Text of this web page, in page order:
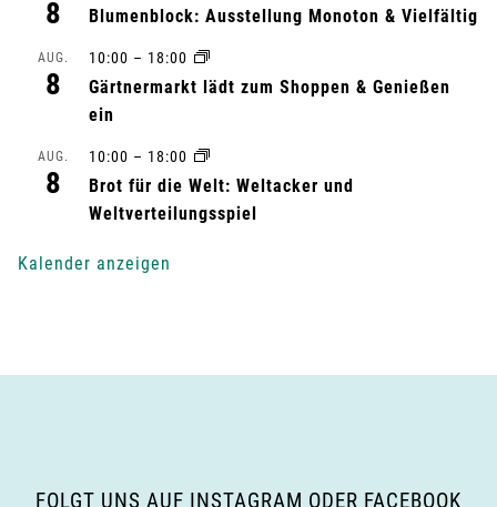
a
8 Blumenblock: Ausstellung Monoton & Vielfältig
AUG.
8
10:00 – 18:00
Gärtnermarkt lädt zum Shoppen & Genießen
ein
AUG.
8
10:00 – 18:00
Brot für die Welt: Weltacker und
Weltverteilungsspiel
Kalender anzeigen
FOLGT UNS AUF INSTAGRAM ODER FACEBOOK